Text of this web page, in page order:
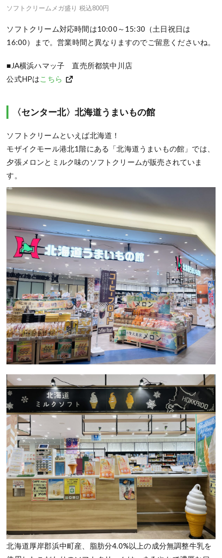
ソフトクリームメガ盛り 税込800円
ソフトクリーム対応時間は10:00～15:30（土日祝日は
16:00）まで。営業時間と異なりますのでご留意くださいね。
■JA横浜ハマッ子 直売所都筑中川店
公式HPはこちら
〈センター北〉北海道うまいもの館
ソフトクリームといえば北海道！
モザイクモール港北1階にある「北海道うまいもの館」では、
夕張メロンとミルク味のソフトクリームが販売されていま
す。
北海道厚岸郡浜中町産、脂肪分4.0%以上の成分無調整牛乳を